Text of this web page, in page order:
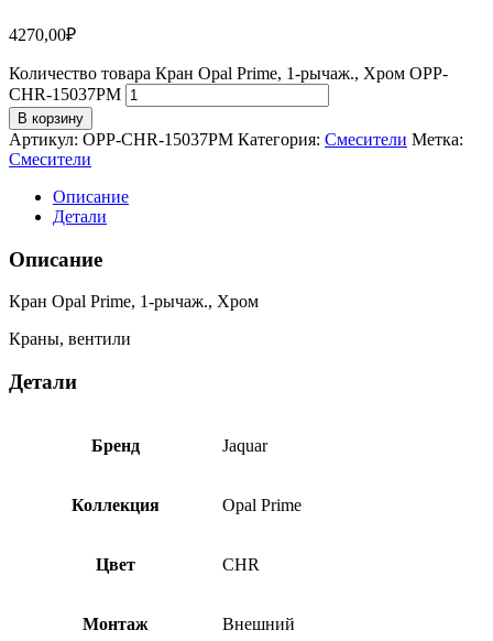
4270,00₽
Количество товара Кран Opal Prime, 1-рычаж., Хром OPP-
CHR-15037PM
В корзину
Артикул: OPP-CHR-15037PM Категория: Смесители Метка:
Смесители
Описание
Детали
Описание
Кран Opal Prime, 1-рычаж., Хром
Краны, вентили
Детали
Бренд Jaquar
Коллекция Opal Prime
Цвет CHR
Монтаж Внешний